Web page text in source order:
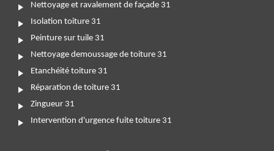
Nettoyage et ravalement de façade 31
Isolation toiture 31
Peinture sur tuile 31
Nettoyage demoussage de toiture 31
Etanchéité toiture 31
Réparation de toiture 31
Zingueur 31
Intervention d'urgence fuite toiture 31